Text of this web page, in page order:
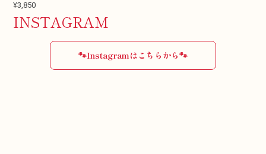
¥3,850
INSTAGRAM
🐾Instagramはこちらから🐾